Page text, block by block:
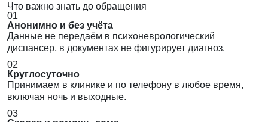
Что важно знать до обращения
01
Анонимно и без учёта
Данные не передаём в психоневрологический
диспансер, в документах не фигурирует диагноз.
02
Круглосуточно
Принимаем в клинике и по телефону в любое время,
включая ночь и выходные.
03